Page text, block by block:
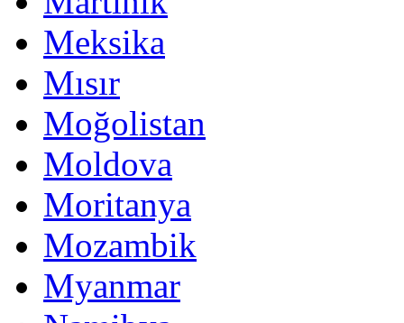
Meksika
Mısır
Moğolistan
Moldova
Moritanya
Mozambik
Myanmar